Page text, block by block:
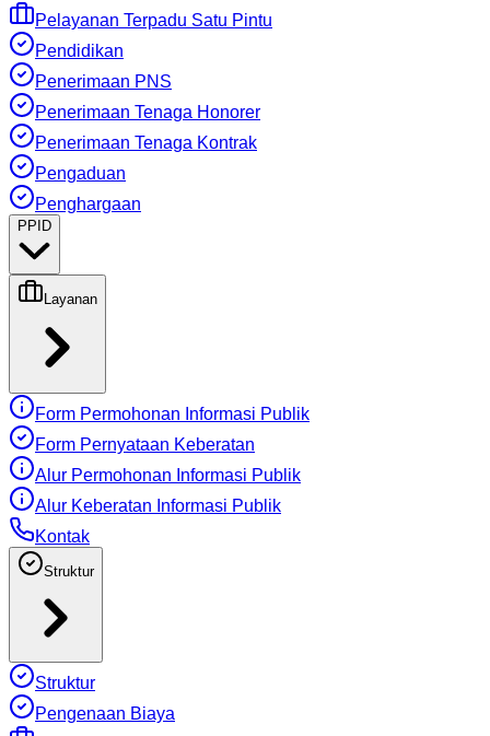
Pelayanan Terpadu Satu Pintu
Pendidikan
Penerimaan PNS
Penerimaan Tenaga Honorer
Penerimaan Tenaga Kontrak
Pengaduan
Penghargaan
PPID
Layanan
Form Permohonan Informasi Publik
Form Pernyataan Keberatan
Alur Permohonan Informasi Publik
Alur Keberatan Informasi Publik
Kontak
Struktur
Struktur
Pengenaan Biaya